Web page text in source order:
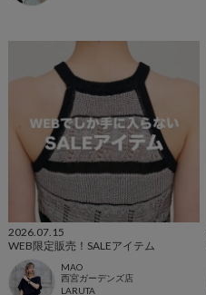
2026.07.15
WEB限定販売！SALEアイテム
MAO
西宮ガーデンズ店
LARUTA